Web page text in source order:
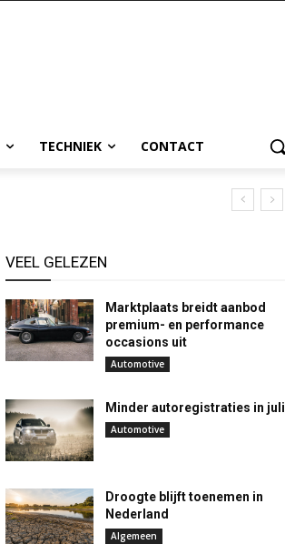
TECHNIEK CONTACT
VEEL GELEZEN
Marktplaats breidt aanbod
premium- en performance
occasions uit
Automotive
Minder autoregistraties in juli
Automotive
Droogte blijft toenemen in
Nederland
Algemeen